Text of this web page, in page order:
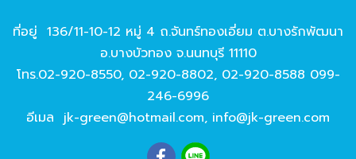
ที่อยู่ 136/11-10-12 หมู่ 4 ถ.จันทร์ทองเอี่ยม ต.บางรักพัฒนา
อ.บางบัวทอง จ.นนทบุรี 11110
โทร.02-920-8550, 02-920-8802, 02-920-8588 099-
246-6996
อีเมล jk-green@hotmail.com, info@jk-green.com